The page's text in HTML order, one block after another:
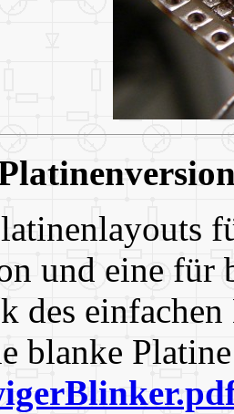
und eine für
des
blanke